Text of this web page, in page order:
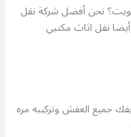
نحن أفضل شركة نقل
نقل اثاث مكتبي
جميع العفش وتركيبه مره